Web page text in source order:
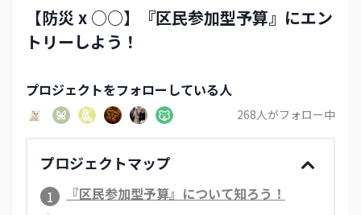
【防災 x ○○】『区民参加型予算』にエン
トリーしよう！
プロジェクトをフォローしている人
268人がフォロー中
プロジェクトマップ
1
『区民参加型予算』について知ろう！